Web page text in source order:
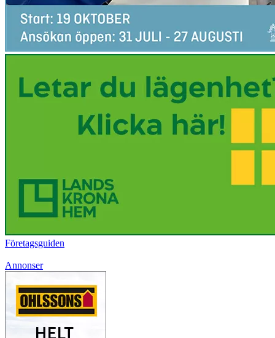
Företagsguiden
Annonser